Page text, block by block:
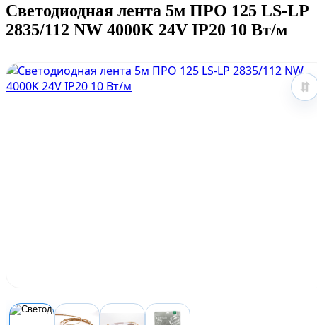
Светодиодная лента 5м ПРО 125 LS-LP
2835/112 NW 4000K 24V IP20 10 Вт/м